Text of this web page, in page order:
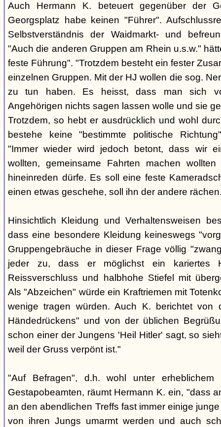
Auch Hermann K. beteuert gegenüber der
Georgsplatz habe keinen "Führer".
Selbstverständnis der Waidmarkt- und
"Auch die anderen Gruppen am Rhein u.s.w."
feste Führung". "Trotzdem besteht ein fester
einzelnen Gruppen. Mit der HJ wollen die sog.
zu tun haben. Es heisst, dass man sich
Angehörigen nichts sagen lassen wolle und sie
Trotzdem, so hebt er ausdrücklich und wohl
bestehe keine "bestimmte politische
"Immer wieder wird jedoch betont, dass wir
wollten, gemeinsame Fahrten machen
hineinreden dürfe. Es soll eine feste
einen etwas geschehe, soll ihn der andere
Hinsichtlich Kleidung und Verhaltensweisen
dass eine besondere Kleidung keineswegs
Gruppengebräuche in dieser Frage völlig
jeder zu, dass er möglichst ein kariertes
Reissverschluss und halbhohe Stiefel mit
Als "Abzeichen" würde ein Kraftriemen mit
wenige tragen würden. Auch K. berichtet von
Händedrückens" und von der üblichen
schon einer der Jungens 'Heil Hitler' sagt, so
weil der Gruss verpönt ist."
"Auf Befragen", d.h. wohl unter erheblichem
Gestapobeamten, räumt Hermann K. ein, "dass
an den abendlichen Treffs fast immer einige
von ihren Jungs umarmt werden und auch